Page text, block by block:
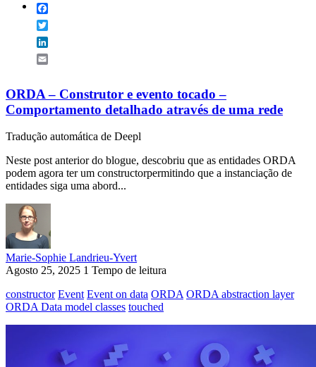
ORDA – Construtor e evento tocado –
Comportamento detalhado através de uma rede
Tradução automática de Deepl
Neste post anterior do blogue, descobriu que as entidades ORDA
podem agora ter um constructorpermitindo que a instanciação de
entidades siga uma abord...
Marie-Sophie Landrieu-Yvert
Agosto 25, 2025 1 Tempo de leitura
constructor Event Event on data ORDA ORDA abstraction layer
ORDA Data model classes touched